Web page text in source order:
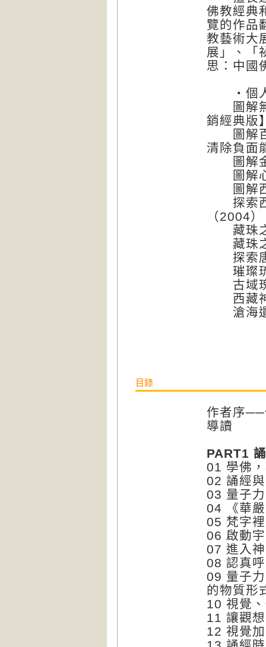
佛教經典
覽的作品
教藝術大
展」、「
思：中國
‧個人
圖解無
銷經典版
圖解百
清除負面
圖解金
圖解心
圖解西
探索西
（2004）
藏珠之
藏珠之
探索唐
璀璨琉
古域瑰
西藏神
滄海遺
目錄
作者序──
導讀
PART1
01 學佛
02 誦經
03 量子
04 《華
05 梵字
06 啟動
07 進入
08 認真
09 量子
的物質形
10 視覺
11 讓觀
12 視覺